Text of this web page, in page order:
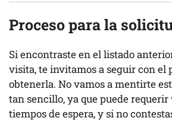
Proceso para la
Si encontraste en el listado
visita, te invitamos a seguir con el
obtenerla. No vamos a mentirte
tan sencillo, ya que puede
tiempos de espera, y si no